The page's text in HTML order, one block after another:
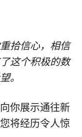
拾信心，相信
这个积极的数
。
你展示通往新
将经历令人惊